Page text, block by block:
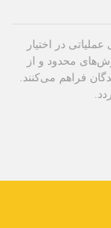
در اختیار
محدود و از
فراهم می‌کنند.